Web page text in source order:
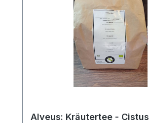
Alveus: Kräutertee - Cistus,